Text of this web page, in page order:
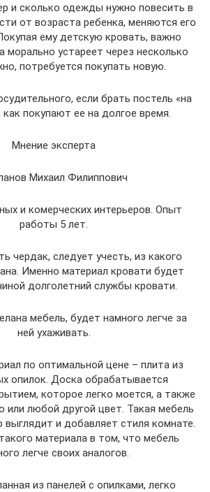
и сколько одежды нужно повесить в
от возраста ребенка, меняются его
ему детскую кровать, важно
морально устареет через несколько
потребуется покупать новую.
если брать постель «на
покупают ее на долгое время.
Мнение эксперта
Михаил Филиппович
и комерческих интерьеров. Опыт
работы 5 лет.
чердак, следует учесть, из какого
Именно материал кровати будет
долголетний службы кровати.
мебель, будет намного легче за
ней ухаживать.
по оптимальной цене – плита из
опилок. Доска обрабатывается
которое легко моется, а также
или любой другой цвет. Такая мебель
выглядит и добавляет стиля комнате.
материала в том, что мебель
легче своих аналогов.
из панелей с опилками, легко